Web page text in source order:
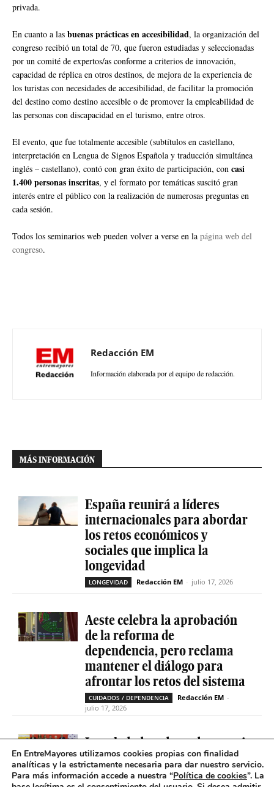
privada.
En cuanto a las buenas prácticas en accesibilidad, la organización del
congreso recibió un total de 70, que fueron estudiadas y seleccionadas
por un comité de expertos/as conforme a criterios de innovación,
capacidad de réplica en otros destinos, de mejora de la experiencia de
los turistas con necesidades de accesibilidad, de facilitar la promoción
del destino como destino accesible o de promover la empleabilidad de
las personas con discapacidad en el turismo, entre otros.
El evento, que fue totalmente accesible (subtítulos en castellano,
interpretación en Lengua de Signos Española y traducción simultánea
inglés – castellano), contó con gran éxito de participación, con casi
1.400 personas inscritas, y el formato por temáticas suscitó gran
interés entre el público con la realización de numerosas preguntas en
cada sesión.
Todos los seminarios web pueden volver a verse en la página web del
congreso.
Redacción EM
Información elaborada por el equipo de redacción.
MÁS INFORMACIÓN
España reunirá a líderes
internacionales para abordar
los retos económicos y
sociales que implica la
longevidad
LONGEVIDAD Redacción EM - julio 17, 2026
Aeste celebra la aprobación
de la reforma de
dependencia, pero reclama
mantener el diálogo para
afrontar los retos del sistema
CUIDADOS / DEPENDENCIA Redacción EM -
julio 17, 2026
La soledad no deseada es casi
cinco veces superior entre
personas que tienen
En EntreMayores utilizamos cookies propias con finalidad
analíticas y la estrictamente necesaria para dar nuestro servicio.
Para más información accede a nuestra “Política de cookies”. La